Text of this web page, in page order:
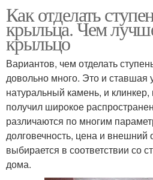
Как отделать
крыльца. Чем
крыльцо
Вариантов, чем отделать
довольно много. Это и ставшая
натуральный камень, и
получил широкое
различаются по многим
долговечность, цена и внешний
выбирается в соответствии со
дома.